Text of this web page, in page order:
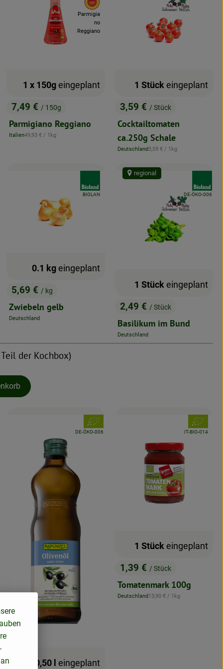
, Preis:
7,49 €/ 150g
Parmigiano Reggiano
, Herkunft:
Italien, Referenzpreis:
49,93 € / 1kg
1 x 150g eingeplant
Parmigia
no
Reggiano
, Preis:
3,59 € / Stück
Cocktailtomaten
ca.250g Schale
, Herkunft:
Deutschland, Referenzpreis:
3,59 € / 1kg
1 Stück eingeplant
, Preis:
5,69 €/ kg
Zwiebeln gelb
, Herkunft:
Deutschland
0.1 kg eingeplant
, Kontrollstelle:
BIOLAN
, Preis:
2,49 € / Stück
Basilikum im Bund
, Herkunft:
Deutschland
1 Stück eingeplant
, Kontrollstelle:
DE-ÖKO-006
regional
der Kochbox)
1 x 0,50 l eingeplant
, Verband:
, Kontrollstelle:
DE-ÖKO-006
, Preis:
1,39 € / Stück
Tomatenmark 100g
, Herkunft:
Deutschland, Referenzpreis:
13,90 € / 1kg
1 Stück eingeplant
, Verband:
, Kontrollstelle:
IT-BIO-014